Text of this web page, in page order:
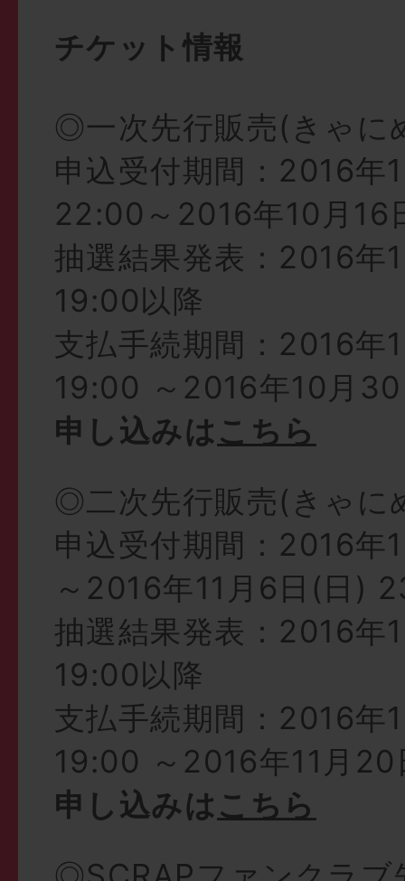
チケット情報
◎一次先行販売(きゃに
申込受付期間：2016年
22:00～2016年10月
抽選結果発表：2016年
19:00以降
支払手続期間：2016年
19:00 ～2016年10月
申し込みはこちら
◎二次先行販売(きゃに
申込受付期間：2016年
～2016年11月6日(日)
抽選結果発表：2016年
19:00以降
支払手続期間：2016年
19:00 ～2016年11月
申し込みはこちら